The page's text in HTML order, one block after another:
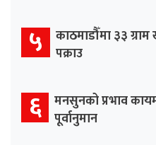
५ काठमाडौँमा ३३
पक्राउ
६ मनसुनको प्रभाव
पूर्वानुमान